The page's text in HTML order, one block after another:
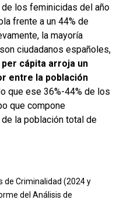
de los feminicidas del año
frente a un 44% de
la mayoría
ciudadanos españoles,
cápita arroja un
entre la población
que ese 36%-44% de los
que compone
la población total de
de Criminalidad (2024 y
del Análisis de